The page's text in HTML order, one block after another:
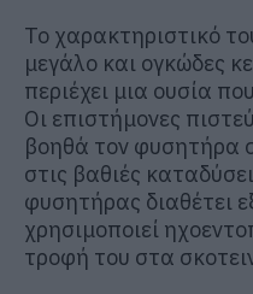
Το χαρακτηριστικό
μεγάλο και ογκώδες
περιέχει μια ουσία
Οι επιστήμονες
βοηθά τον φυσητήρα
στις βαθιές
φυσητήρας διαθέτει
χρησιμοποιεί
τροφή του στα